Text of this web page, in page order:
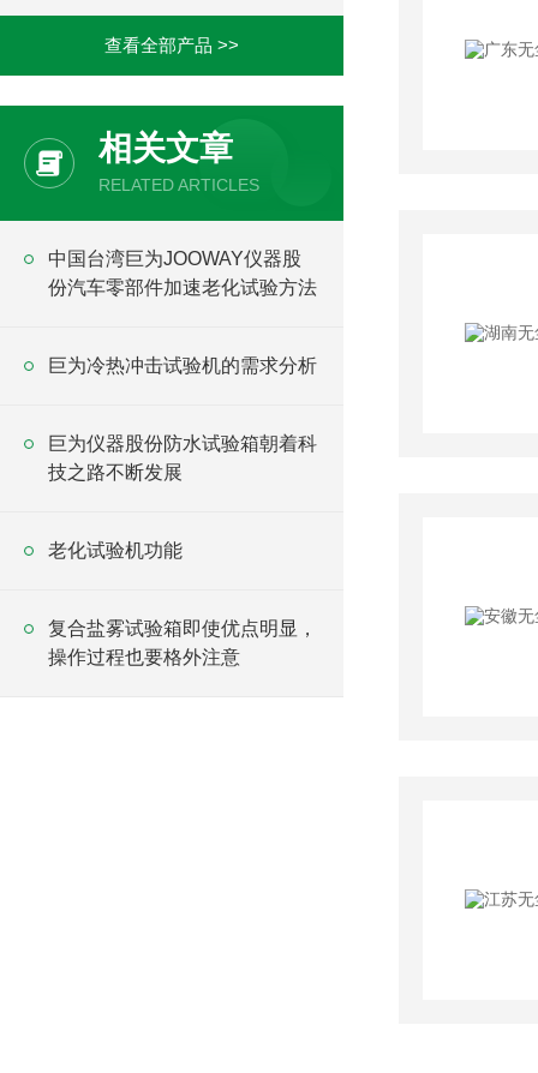
查看全部产品 >>
相关文章
RELATED ARTICLES
中国台湾巨为JOOWAY仪器股
份汽车零部件加速老化试验方法
巨为冷热冲击试验机的需求分析
巨为仪器股份防水试验箱朝着科
技之路不断发展
老化试验机功能
复合盐雾试验箱即使优点明显，
操作过程也要格外注意